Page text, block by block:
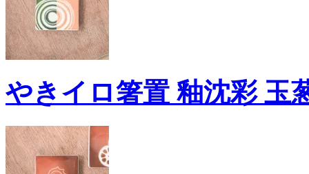
やきイロ箸置 釉沈彩 玉